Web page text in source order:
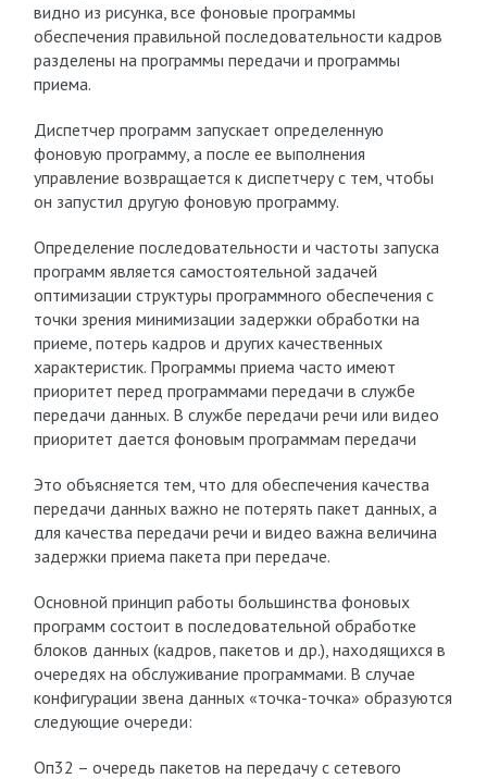
видно из рисунка, все фоновые программы
обеспечения правильной последовательности кадров
разделены на программы передачи и программы
приема.
Диспетчер программ запускает определенную
фоновую программу, а после ее выполнения
управление возвращается к диспетчеру с тем, чтобы
он запустил другую фоновую программу.
Определение последовательности и частоты запуска
программ является самостоятельной задачей
оптимизации структуры программного обеспечения с
точки зрения минимизации задержки обработки на
приеме, потерь кадров и других качественных
характеристик. Программы приема часто имеют
приоритет перед программами передачи в службе
передачи данных. В службе передачи речи или видео
приоритет дается фоновым программам передачи
Это объясняется тем, что для обеспечения качества
передачи данных важно не потерять пакет данных, а
для качества передачи речи и видео важна величина
задержки приема пакета при передаче.
Основной принцип работы большинства фоновых
программ состоит в последовательной обработке
блоков данных (кадров, пакетов и др.), находящихся в
очередях на обслуживание программами. В случае
конфигурации звена данных «точка-точка» образуются
следующие очереди:
Оп32 – очередь пакетов на передачу с сетевого